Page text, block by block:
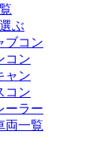
ぶ
ブコン
コン
ャン
コン
ーラー
両一覧